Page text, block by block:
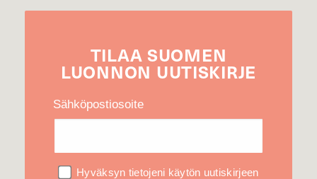
TILAA SUOMEN
LUONNON UUTIS­KIRJE
Sähköpostiosoite
Hyväksyn tietojeni käytön uutiskirjeen